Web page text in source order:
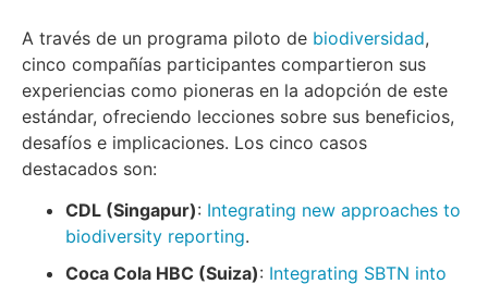
A través de un programa piloto de biodiversidad,
cinco compañías participantes compartieron sus
experiencias como pioneras en la adopción de este
estándar, ofreciendo lecciones sobre sus beneficios,
desafíos e implicaciones. Los cinco casos
destacados son:
CDL (Singapur): Integrating new approaches to
biodiversity reporting.
Coca Cola HBC (Suiza): Integrating SBTN into